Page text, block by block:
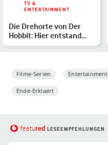
TV &
ENTERTAINMENT
Die Drehorte von Der
Hobbit: Hier entstand
Mittelerde
Filme-Serien Entertainment
Ende-Erklaert
featured LESEEMPFEHLUNGEN